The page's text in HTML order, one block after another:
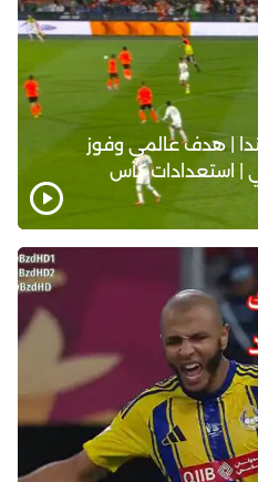
| هدف عالمي وفوز
| استعدادات كأس